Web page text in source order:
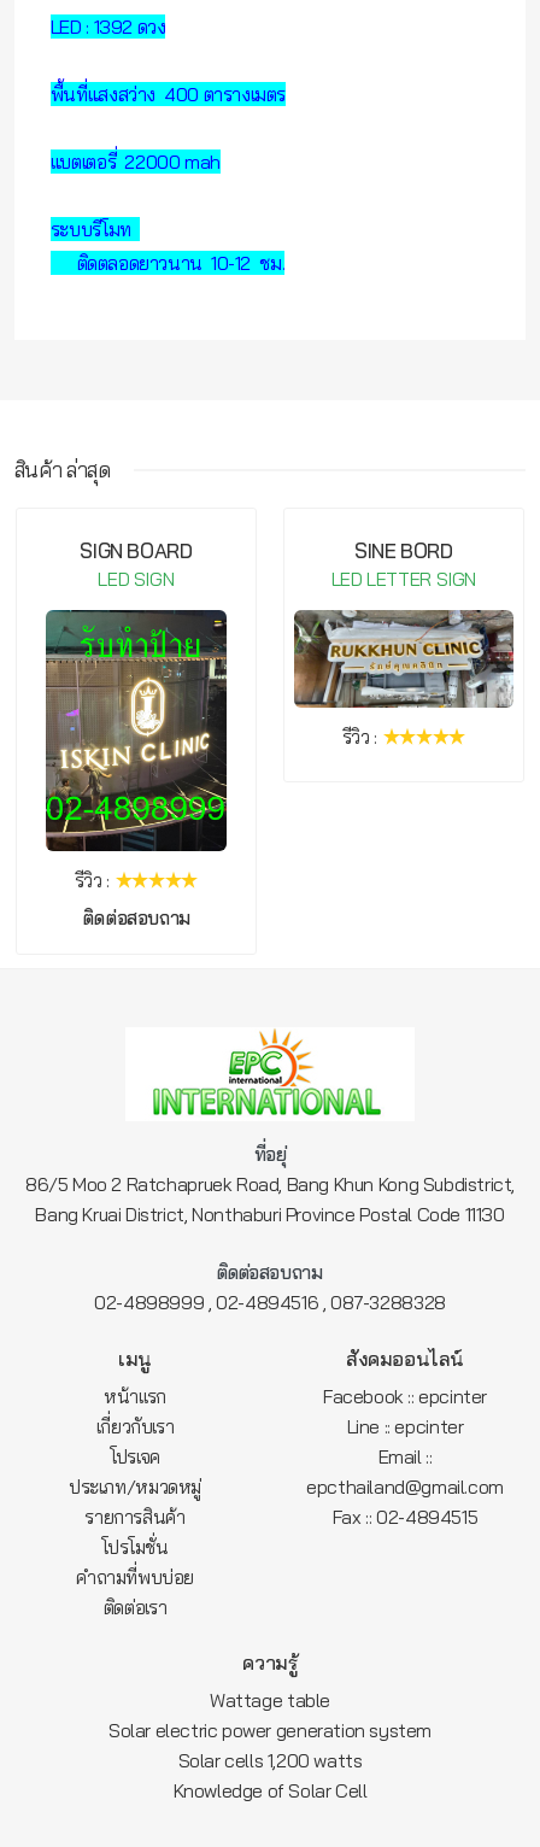
LED : 1392 ดวง
พื้นที่แสงสว่าง 400 ตารางเมตร
แบตเตอรี่ 22000 mah
ระบบรีโมท
ติดตลอดยาวนาน 10-12 ชม.
สินค้า ล่าสุด
SIGN BOARD
LED SIGN
รีวิว :
ติดต่อสอบถาม
SINE BORD
LED LETTER SIGN
รีวิว :
ที่อยุ่
86/5 Moo 2 Ratchapruek Road, Bang Khun Kong Subdistrict,
Bang Kruai District, Nonthaburi Province Postal Code 11130
ติดต่อสอบถาม
02-4898999 ,02-4894516 ,087-3288328
เมนู
หน้าแรก
เกี่ยวกับเรา
โปรเจค
ประเภท/หมวดหมู่
รายการสินค้า
โปรโมชั่น
คำถามที่พบบ่อย
ติดต่อเรา
สังคมออนไลน์
Facebook :: epcinter
Line :: epcinter
Email ::
epcthailand@gmail.com
Fax :: 02-4894515
ความรู้
Wattage table
Solar electric power generation system
Solar cells 1,200 watts
Knowledge of Solar Cell